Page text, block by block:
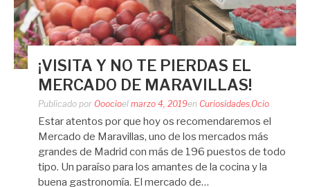
¡VISITA Y NO TE PIERDAS EL
MERCADO DE MARAVILLAS!
Publicado por Ooocioel marzo 4, 2019en Curiosidades,Ocio
Estar atentos por que hoy os recomendaremos el
Mercado de Maravillas, uno de los mercados más
grandes de Madrid con más de 196 puestos de todo
tipo. Un paraíso para los amantes de la cocina y la
buena gastronomía. El mercado de…